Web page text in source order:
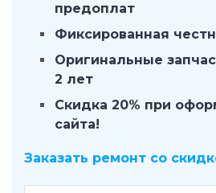
предоплат
Фиксированная
Оригинальные
2 лет
Скидка 20% при
сайта!
Заказать ремонт со